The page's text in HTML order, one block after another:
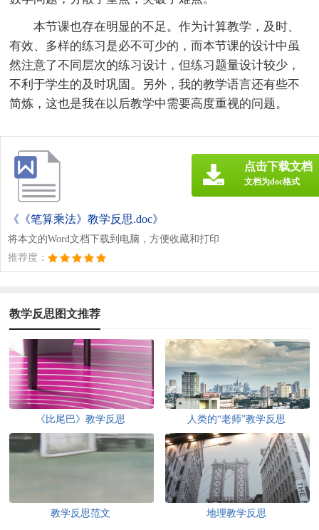
本节课也存在明显的不足。作为计算教学，及时、
有效、多样的练习是必不可少的，而本节课的设计中虽
然注意了不同层次的练习设计，但练习题量设计较少，
不利于学生的及时巩固。另外，我的教学语言还有些不
简炼，这也是我在以后教学中需要高度重视的问题。
《《笔算乘法》教学反思.doc》
将本文的Word文档下载到电脑，方便收藏和打印
推荐度：
点击下载文档
文档为doc格式
教学反思图文推荐
《比尾巴》教学反思 人类的“老师”教学反思
教学反思范文 地理教学反思